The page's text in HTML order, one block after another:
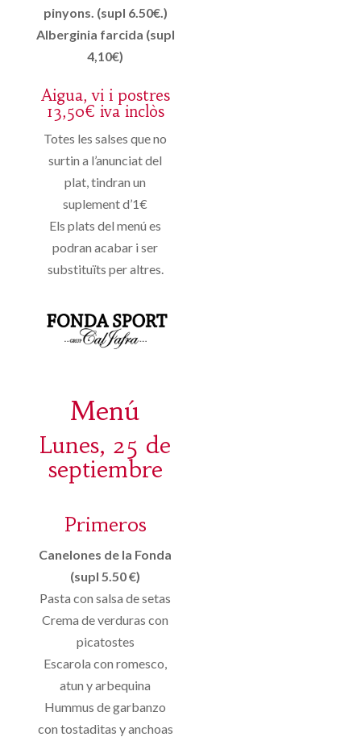
pinyons. (supl 6.50€.)
Alberginia farcida (supl
4,10€)
Aigua, vi i postres
13,50€ iva inclòs
Totes les salses que no
surtin a l’anunciat del
plat, tindran un
suplement d’1€
Els plats del menú es
podran acabar i ser
substituïts per altres.
Menú
Lunes, 25 de
septiembre
Primeros
Canelones de la Fonda
(supl 5.50 €)
Pasta con salsa de setas
Crema de verduras con
picatostes
Escarola con romesco,
atun y arbequina
Hummus de garbanzo
con tostaditas y anchoas